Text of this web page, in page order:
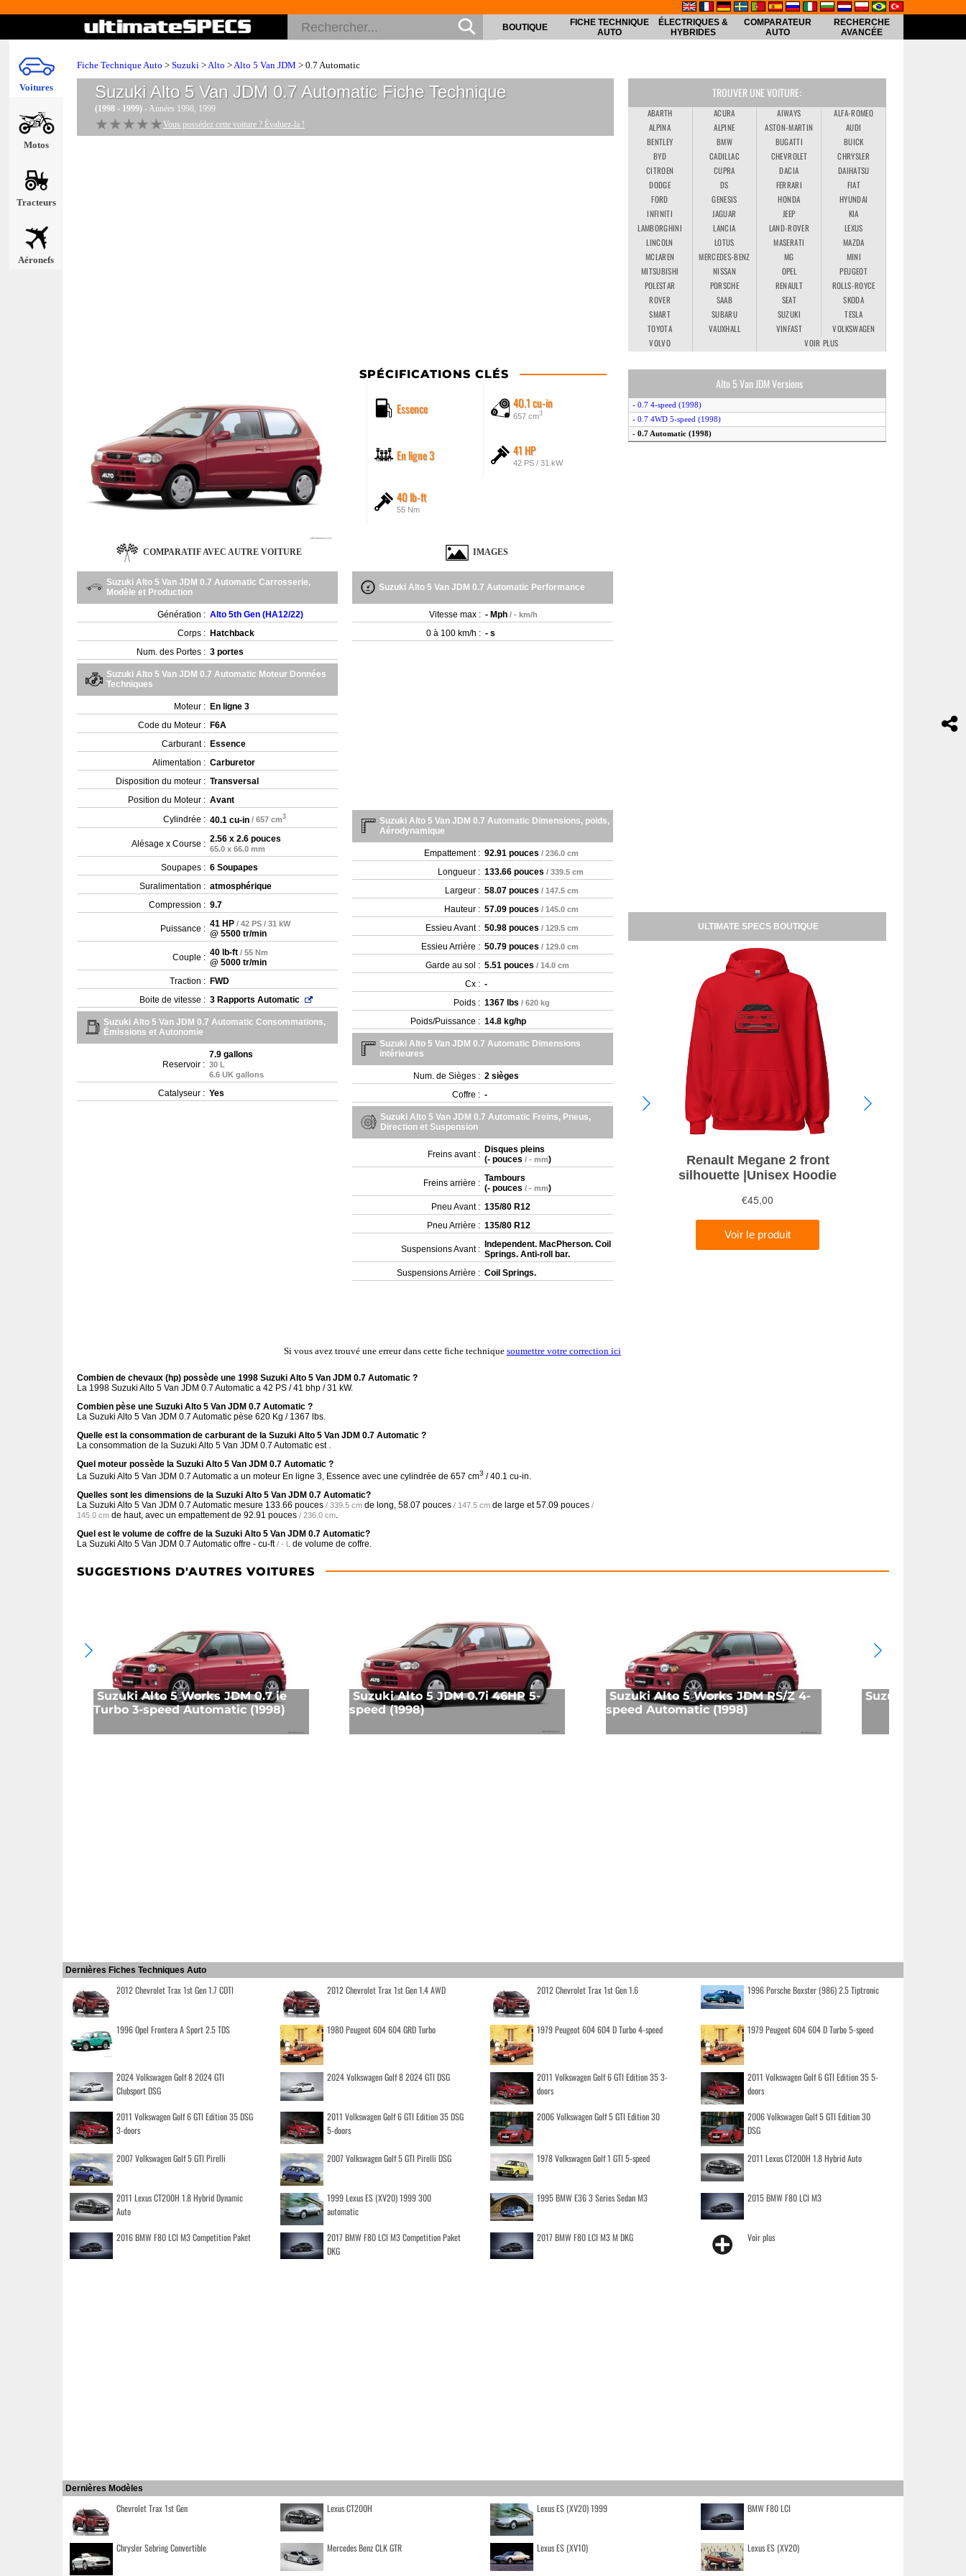
Voitures
Motos
Tracteurs
Aéronefs
BOUTIQUE
FICHE TECHNIQUE
AUTO
ÉLECTRIQUES &
HYBRIDES
COMPARATEUR
AUTO
RECHERCHE
AVANCÉE
Fiche Technique Auto > Suzuki >Alto >Alto 5 Van JDM > 0.7 Automatic
Suzuki Alto 5 Van JDM 0.7 Automatic Fiche Technique
(1998 - 1999) - Années 1998, 1999
★★★★★
★★★★★ Vous possédez cette voiture ? Évaluez-la !
SPÉCIFICATIONS CLÉS
Essence 40.1 cu-in
657 cm3
En ligne 3 41 HP
42 PS / 31 kW
40 lb-ft
55 Nm
COMPARATIF AVEC AUTRE VOITURE IMAGES
Suzuki Alto 5 Van JDM 0.7 Automatic Carrosserie,
Modèle et Production
Génération : Alto 5th Gen (HA12/22)
Corps : Hatchback
Num. des Portes : 3 portes
Suzuki Alto 5 Van JDM 0.7 Automatic Moteur Données
Techniques
Moteur : En ligne 3
Code du Moteur : F6A
Carburant : Essence
Alimentation : Carburetor
Disposition du moteur : Transversal
Position du Moteur : Avant
Cylindrée : 40.1 cu-in / 657 cm3
Alésage x Course : 2.56 x 2.6 pouces
65.0 x 66.0 mm
Soupapes : 6 Soupapes
Suralimentation : atmosphérique
Compression : 9.7
Puissance : 41 HP / 42 PS / 31 kW
@ 5500 tr/min
Couple : 40 lb-ft / 55 Nm
@ 5000 tr/min
Traction : FWD
Boite de vitesse : 3 Rapports Automatic
Suzuki Alto 5 Van JDM 0.7 Automatic Consommations,
Émissions et Autonomie
Reservoir :
7.9 gallons
30 L
6.6 UK gallons
Catalyseur : Yes
Suzuki Alto 5 Van JDM 0.7 Automatic Performance
Vitesse max : - Mph / - km/h
0 à 100 km/h : - s
Suzuki Alto 5 Van JDM 0.7 Automatic Dimensions, poids,
Aérodynamique
Empattement : 92.91 pouces / 236.0 cm
Longueur : 133.66 pouces / 339.5 cm
Largeur : 58.07 pouces / 147.5 cm
Hauteur : 57.09 pouces / 145.0 cm
Essieu Avant : 50.98 pouces / 129.5 cm
Essieu Arrière : 50.79 pouces / 129.0 cm
Garde au sol : 5.51 pouces / 14.0 cm
Cx : -
Poids : 1367 lbs / 620 kg
Poids/Puissance : 14.8 kg/hp
Suzuki Alto 5 Van JDM 0.7 Automatic Dimensions
intérieures
Num. de Sièges : 2 sièges
Coffre : -
Suzuki Alto 5 Van JDM 0.7 Automatic Freins, Pneus,
Direction et Suspension
Freins avant : Disques pleins
(- pouces / - mm)
Freins arrière : Tambours
(- pouces / - mm)
Pneu Avant : 135/80 R12
Pneu Arrière : 135/80 R12
Suspensions Avant : Independent. MacPherson. Coil
Springs. Anti-roll bar.
Suspensions Arrière : Coil Springs.
Si vous avez trouvé une erreur dans cette fiche technique soumettre votre correction ici
Combien de chevaux (hp) possède une 1998 Suzuki Alto 5 Van JDM 0.7 Automatic ?
La 1998 Suzuki Alto 5 Van JDM 0.7 Automatic a 42 PS / 41 bhp / 31 kW.
Combien pèse une Suzuki Alto 5 Van JDM 0.7 Automatic ?
La Suzuki Alto 5 Van JDM 0.7 Automatic pèse 620 Kg / 1367 lbs.
Quelle est la consommation de carburant de la Suzuki Alto 5 Van JDM 0.7 Automatic ?
La consommation de la Suzuki Alto 5 Van JDM 0.7 Automatic est .
Quel moteur possède la Suzuki Alto 5 Van JDM 0.7 Automatic ?
La Suzuki Alto 5 Van JDM 0.7 Automatic a un moteur En ligne 3, Essence avec une cylindrée de 657 cm3 / 40.1 cu-in.
Quelles sont les dimensions de la Suzuki Alto 5 Van JDM 0.7 Automatic?
La Suzuki Alto 5 Van JDM 0.7 Automatic mesure 133.66 pouces / 339.5 cm de long, 58.07 pouces / 147.5 cm de large et57.09 pouces /
145.0 cm de haut, avec un empattement de 92.91 pouces / 236.0 cm
Quel est le volume de coffre de la Suzuki Alto 5 Van JDM 0.7 Automatic?
La Suzuki Alto 5 Van JDM 0.7 Automatic offre - cu-ft / - L de volume de coffre.
TROUVER UNE VOITURE:
ABARTH ACURA AIWAYS
ALFA-ROMEO
ALPINA
ALPINE ASTON-MARTIN
AUDI
BENTLEY
BMW BUGATTI
BUICK
BYD
CADILLAC CHEVROLET
CHRYSLER
CITROEN
CUPRA DACIA
DAIHATSU
DODGE
DS FERRARI
FIAT
FORD
GENESIS HONDA
HYUNDAI
INFINITI
JAGUAR JEEP
KIA
LAMBORGHINI
LANCIA LAND-ROVER
LEXUS
LINCOLN
LOTUS MASERATI
MAZDA
MCLAREN
MERCEDES-BENZ MG
MINI
MITSUBISHI
NISSAN OPEL
PEUGEOT
POLESTAR
PORSCHE RENAULT
ROLLS-ROYCE
ROVER
SAAB SEAT
SKODA
SMART
SUBARU SUZUKI
TESLA
TOYOTA
VAUXHALL VINFAST
VOLKSWAGEN
VOLVO
VOIR PLUS
Alto 5 Van JDM Versions
- 0.7 4-speed (1998)
- 0.7 4WD 5-speed (1998)
- 0.7 Automatic (1998)
ULTIMATE SPECS BOUTIQUE
SUGGESTIONS D'AUTRES VOITURES
Suzuki Alto 5 Works JDM 0.7 ie
Turbo 3-speed Automatic (1998)
Suzuki Alto 5 JDM 0.7i 46HP 5-
speed (1998)
Suzuki Alto 5 Works JDM RS/Z 4-
speed Automatic (1998)
Suzuki Alto 5
Dernières Fiches Techniques Auto
2012 Chevrolet Trax 1st Gen 1.7 CDTI 2012 Chevrolet Trax 1st Gen 1.4 AWD 2012 Chevrolet Trax 1st Gen 1.6 1996 Porsche Boxster (986) 2.5 Tiptronic
1996 Opel Frontera A Sport 2.5 TDS 1980 Peugeot 604 604 GRD Turbo 1979 Peugeot 604 604 D Turbo 4-speed 1979 Peugeot 604 604 D Turbo 5-speed
2024 Volkswagen Golf 8 2024 GTI
Clubsport DSG
2024 Volkswagen Golf 8 2024 GTI DSG
2011 Volkswagen Golf 6 GTI Edition 35 3-
doors
2011 Volkswagen Golf 6 GTI Edition 35 5-
doors
2011 Volkswagen Golf 6 GTI Edition 35 DSG
3-doors
2011 Volkswagen Golf 6 GTI Edition 35 DSG
5-doors
2006 Volkswagen Golf 5 GTI Edition 30
2006 Volkswagen Golf 5 GTI Edition 30
DSG
2007 Volkswagen Golf 5 GTI Pirelli 2007 Volkswagen Golf 5 GTI Pirelli DSG 1978 Volkswagen Golf 1 GTI 5-speed 2011 Lexus CT200H 1.8 Hybrid Auto
2011 Lexus CT200H 1.8 Hybrid Dynamic
Auto
1999 Lexus ES (XV20) 1999 300
automatic
1995 BMW E36 3 Series Sedan M3 2015 BMW F80 LCI M3
2016 BMW F80 LCI M3 Competition Paket
2017 BMW F80 LCI M3 Competition Paket
DKG
2017 BMW F80 LCI M3 M DKG Voir plus
Dernières Modèles
Chevrolet Trax 1st Gen Lexus CT200H Lexus ES (XV20) 1999 BMW F80 LCI
Chrysler Sebring Convertible Mercedes Benz CLK GTR Lexus ES (XV10) Lexus ES (XV20)